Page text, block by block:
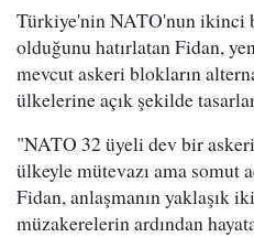
Türkiye'nin NATO'nun ikinci
olduğunu hatırlatan Fidan,
mevcut askeri blokların
ülkelerine açık şekilde
"NATO 32 üyeli dev bir
ülkeyle mütevazı ama somut
Fidan, anlaşmanın yaklaşık
müzakerelerin ardından